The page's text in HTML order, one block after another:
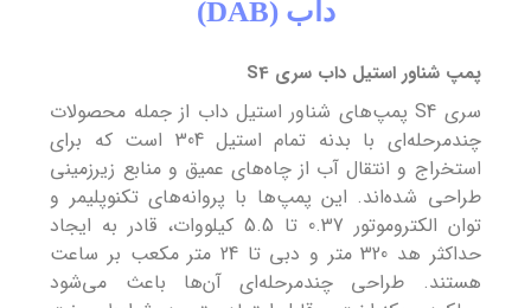
داب (DAB)
پمپ شناور استیل داب سری S4
سری S4 پمپ‌های شناور استیل داب از جمله محصولات
چندمرحله‌ای با بدنه تمام استیل 304 است که برای
استخراج و انتقال آب از چاه‌های عمیق و منابع زیرزمینی
طراحی شده‌اند. این پمپ‌ها با پروانه‌های تکنوپلیمر و
توان الکتروموتور 0.37 تا 5.5 کیلووات، قادر به ایجاد
حداکثر هد 320 متر و دبی تا 24 متر مکعب بر ساعت
هستند. طراحی چندمرحله‌ای آن‌ها باعث می‌شود